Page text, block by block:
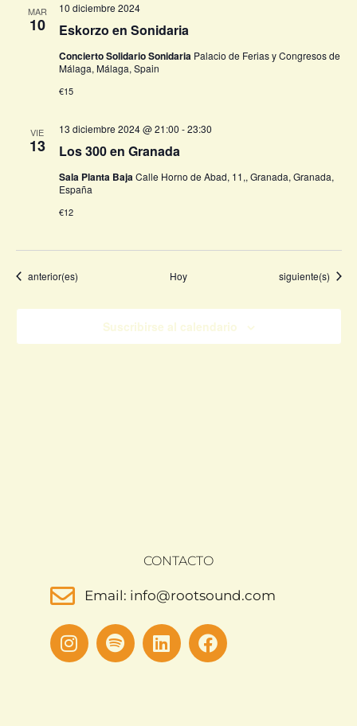
MAR
10 Eskorzo en Sonidaria
10 diciembre 2024
Concierto Solidario Sonidaria Palacio de Ferias y Congresos de
Málaga, Málaga, Spain
€15
VIE
13 Los 300 en Granada
13 diciembre 2024 @ 21:00 -23:30
Sala Planta BajaCalle Horno de Abad, 11,, Granada, Granada,
España
€12
Eventos
anterior(es) Hoy Eventos
siguiente(s)
Suscribirse al calendario
CONTACTO
Email: info@rootsound.com